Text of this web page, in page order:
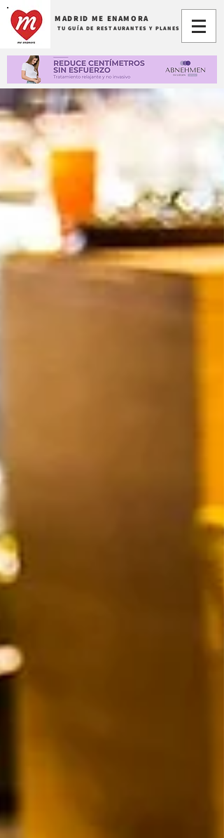
MADRID ME ENAMORA
TU GUÍA DE RESTAURANTES Y PLANES